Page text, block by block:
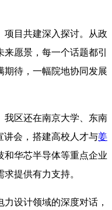
项目共建深入探讨。从政
愿景，每一个话题都引
期待，一幅院地协同发展
我区还在南京大学、东南
讲会，搭建高校人才与姜
和华芯半导体等重点企业
提供有力支持。
设计领域的深度对话，